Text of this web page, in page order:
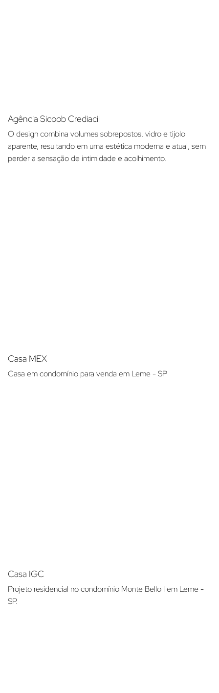
Agência Sicoob Crediacil
O design combina volumes sobrepostos, vidro e tijolo
aparente, resultando em uma estética moderna e atual, sem
perder a sensação de intimidade e acolhimento.
Casa MEX
Casa em condomínio para venda em Leme - SP
Casa IGC
Projeto residencial no condomínio Monte Bello I em Leme -
SP.